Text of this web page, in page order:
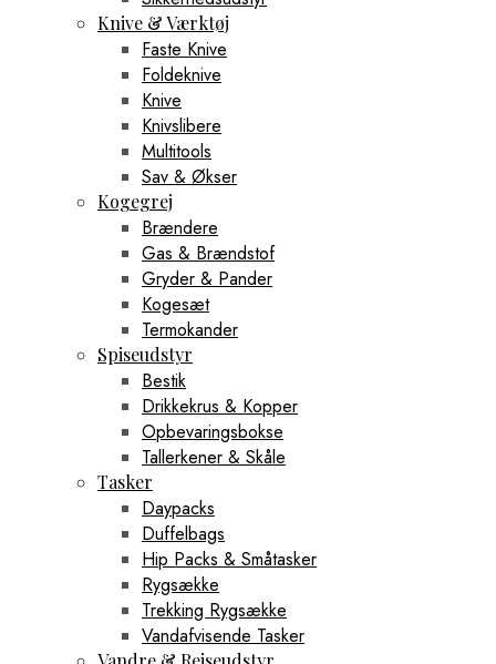
Knive & Værktøj
Faste Knive
Foldeknive
Knive
Knivslibere
Multitools
Sav & Økser
Kogegrej
Brændere
Gas & Brændstof
Gryder & Pander
Kogesæt
Termokander
Spiseudstyr
Bestik
Drikkekrus & Kopper
Opbevaringsbokse
Tallerkener & Skåle
Tasker
Daypacks
Duffelbags
Hip Packs & Småtasker
Rygsække
Trekking Rygsække
Vandafvisende Tasker